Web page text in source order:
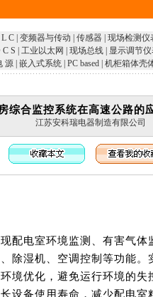
L C 变频器与传动 传感器 现场检测仪
C S
工业以太网 现场总线 显示调节
源 嵌入式系统 PC based 机柜箱体壳
综合监控系统在高速公路的
江苏安科瑞电器制造有限公司
配电室环境监测、有害气体
除湿机、空调控制等功能。
境优化，避免运行环境的失
设备使用寿命，减少配电室